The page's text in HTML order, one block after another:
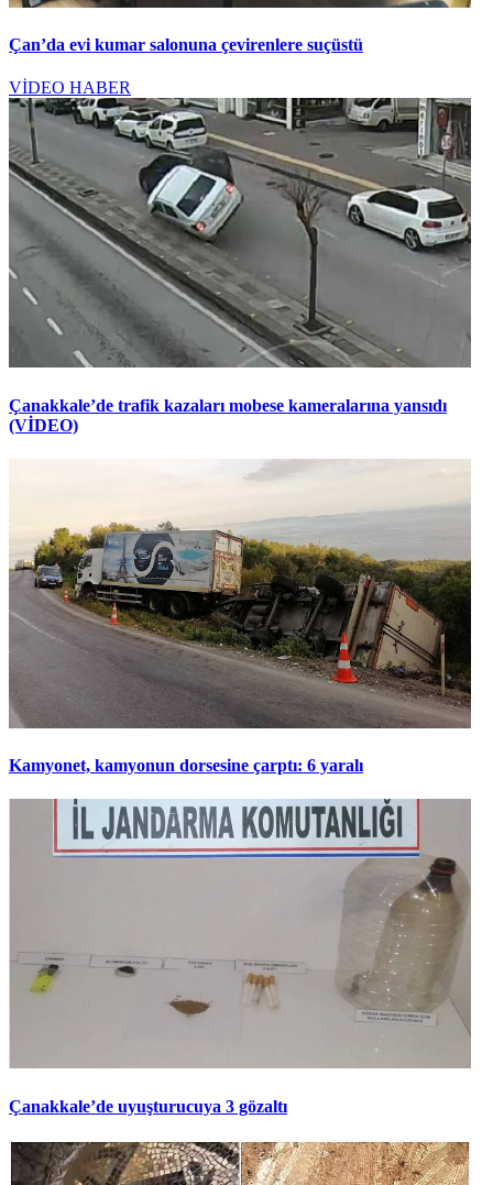
Çan’da evi kumar salonuna çevirenlere suçüstü
VİDEO HABER
Çanakkale’de trafik kazaları mobese kameralarına yansıdı
(VİDEO)
Kamyonet, kamyonun dorsesine çarptı: 6 yaralı
Çanakkale’de uyuşturucuya 3 gözaltı